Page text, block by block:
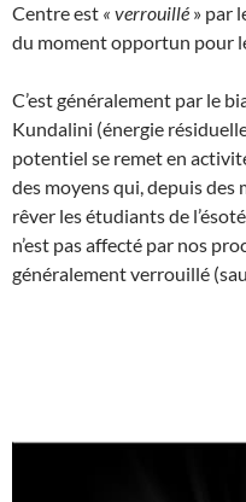
Centre est « verrouillé » par
du moment opportun pour
C’est généralement par le
Kundalini (énergie
potentiel se remet en
des moyens qui, depuis
rêver les étudiants de
n’est pas affecté par nos
généralement verrouillé